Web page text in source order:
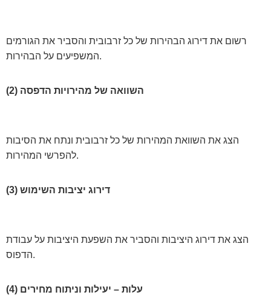
רשום את דירוג הבהירות של כל זרבובית והסביר את הגורמים
המשפיעים על הבהירות.
(2) השוואה של מהירויות הדפסה
הצג את השוואת המהירות של כל זרבובית ונתח את הסיבות
להפרשי המהירות.
(3) דירוג יציבות השימוש
הצג את דירוג היציבות והסביר את השפעת היציבות על עבודת
הדפוס.
(4) עלות – יעילות וניתוח מחירים